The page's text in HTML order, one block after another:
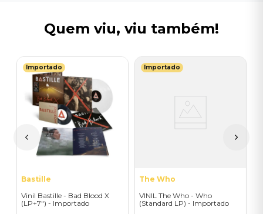
Quem viu, viu também!
Importado
Bastille
Vinil Bastille - Bad Blood X
(LP+7") - Importado
Importado
The Who
VINIL The Who - Who
(Standard LP) - Importado